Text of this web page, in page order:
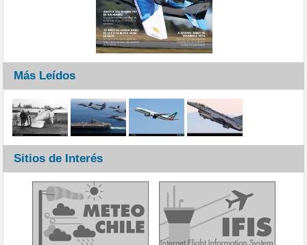
Más Leídos
Sitios de Interés